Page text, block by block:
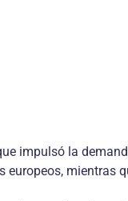
impulsó la